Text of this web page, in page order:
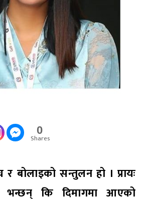
0
Shares
बोलाइको सन्तुलन हो । प्रायः
भन्छन् कि दिमागमा आएको